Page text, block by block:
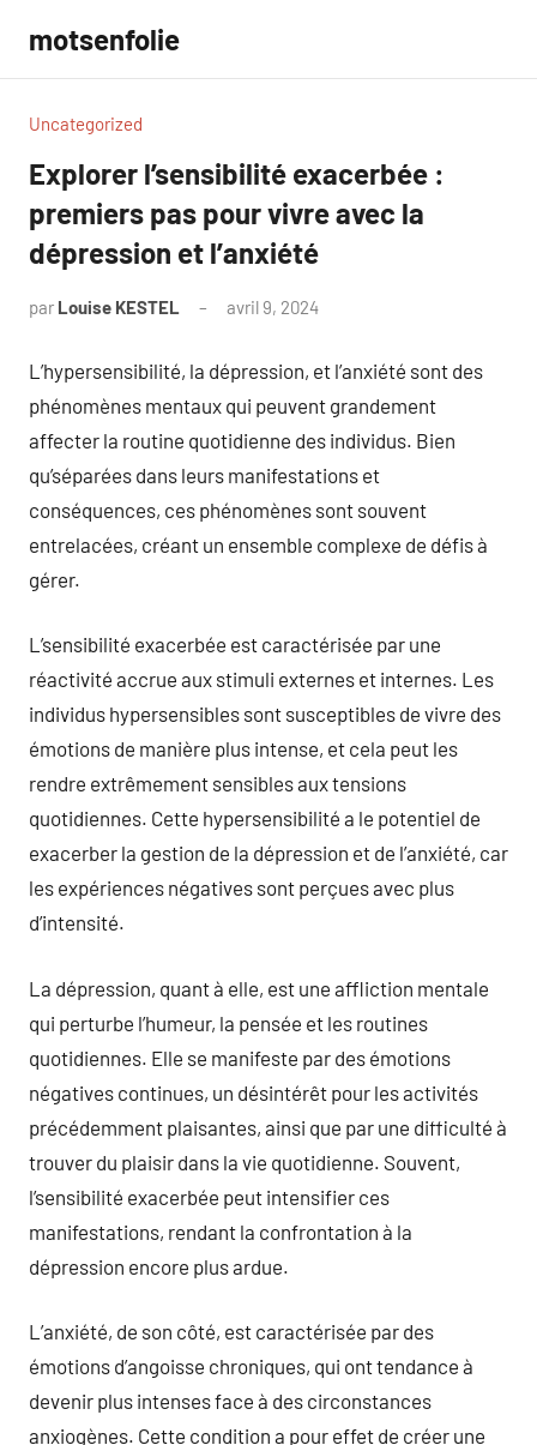
contenu
motsenfolie
Uncategorized
Explorer l’sensibilité exacerbée :
premiers pas pour vivre avec la
dépression et l’anxiété
par Louise KESTEL avril 9, 2024
L’hypersensibilité, la dépression, et l’anxiété sont des
phénomènes mentaux qui peuvent grandement
affecter la routine quotidienne des individus. Bien
qu’séparées dans leurs manifestations et
conséquences, ces phénomènes sont souvent
entrelacées, créant un ensemble complexe de défis à
gérer.
L’sensibilité exacerbée est caractérisée par une
réactivité accrue aux stimuli externes et internes. Les
individus hypersensibles sont susceptibles de vivre des
émotions de manière plus intense, et cela peut les
rendre extrêmement sensibles aux tensions
quotidiennes. Cette hypersensibilité a le potentiel de
exacerber la gestion de la dépression et de l’anxiété, car
les expériences négatives sont perçues avec plus
d’intensité.
La dépression, quant à elle, est une affliction mentale
qui perturbe l’humeur, la pensée et les routines
quotidiennes. Elle se manifeste par des émotions
négatives continues, un désintérêt pour les activités
précédemment plaisantes, ainsi que par une difficulté à
trouver du plaisir dans la vie quotidienne. Souvent,
l’sensibilité exacerbée peut intensifier ces
manifestations, rendant la confrontation à la
dépression encore plus ardue.
L’anxiété, de son côté, est caractérisée par des
émotions d’angoisse chroniques, qui ont tendance à
devenir plus intenses face à des circonstances
anxiogènes. Cette condition a pour effet de créer une